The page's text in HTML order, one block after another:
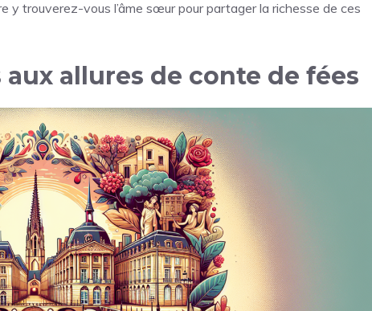
y trouverez-vous l’âme sœur pour partager la richesse de ces
allures de conte de fées